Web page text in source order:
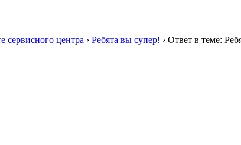
сервисного центра › Ребята вы супер! › Ответ в теме: